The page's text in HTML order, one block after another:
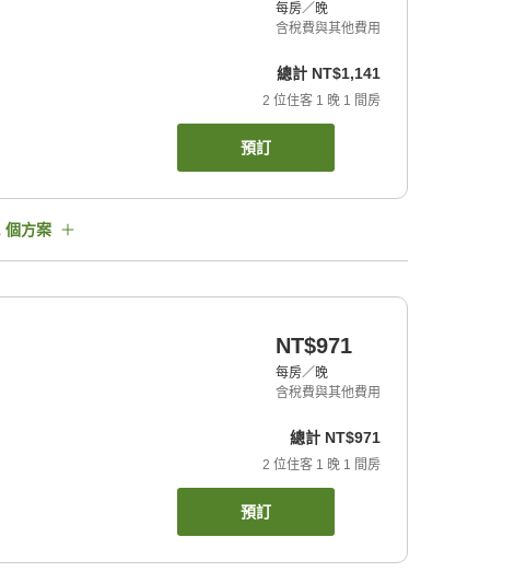
每房／晚
含稅費與其他費用
總計 NT$1,141
2 位住客 1 晚 1 間房
預訂
個方案
NT$971
每房／晚
含稅費與其他費用
總計 NT$971
2 位住客 1 晚 1 間房
預訂